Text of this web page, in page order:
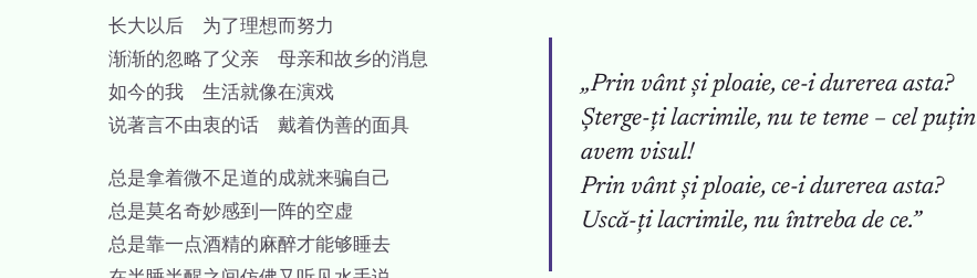
长大以后 为了理想而努力
渐渐的忽略了父亲 母亲和故乡的消息
如今的我 生活就像在演戏
说著言不由衷的话 戴着伪善的面具
总是拿着微不足道的成就来骗自己
总是莫名奇妙感到一阵的空虚
总是靠一点酒精的麻醉才能够睡去
„Prin vânt și ploaie, ce-i durerea asta?
Șterge-ți lacrimile, nu te teme – cel puțin
avem visul!
Prin vânt și ploaie, ce-i durerea asta?
Uscă-ți lacrimile, nu întreba de ce.”